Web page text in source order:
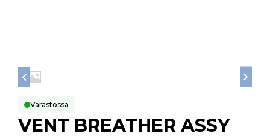
Varastossa
VENT BREATHER ASSY